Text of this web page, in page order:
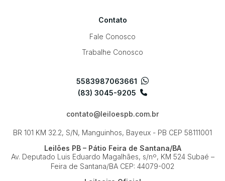
Contato
Fale Conosco
Trabalhe Conosco
5583987063661
(83) 3045-9205
contato@leiloespb.com.br
BR 101 KM 32.2, S/N, Manguinhos, Bayeux - PB CEP 58111001
Leilões PB – Pátio Feira de Santana/BA
Av. Deputado Luis Eduardo Magalhães, s/nº, KM 524Subaé –
Feira de Santana/BA CEP: 44079-002